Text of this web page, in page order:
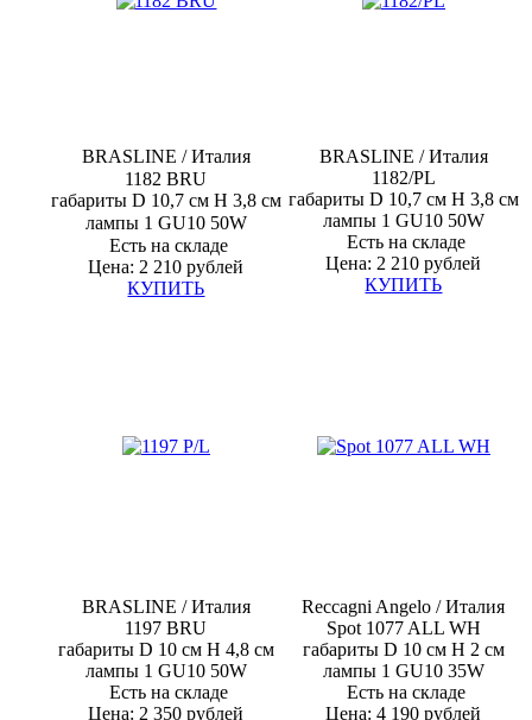
BRASLINE / Италия
1182 BRU
габариты D 10,7 см H 3,8 см
лампы 1 GU10 50W
Есть на складе
Цена: 2 210 рублей
КУПИТЬ
BRASLINE / Италия
1182/PL
габариты D 10,7 см H 3,8 см
лампы 1 GU10 50W
Есть на складе
Цена: 2 210 рублей
КУПИТЬ
BRASLINE / Италия
1197 BRU
габариты D 10 см H 4,8 см
лампы 1 GU10 50W
Есть на складе
Цена: 2 350 рублей
Reccagni Angelo / Италия
Spot 1077 ALL WH
габариты D 10 см H 2 см
лампы 1 GU10 35W
Есть на складе
Цена: 4 190 рублей